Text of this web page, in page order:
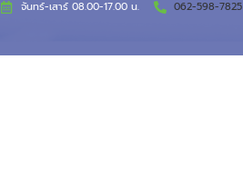
จันทร์-เสาร์ 08.00-17.00 น. 062-598-7825